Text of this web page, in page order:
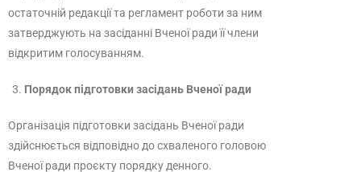
остаточній редакції та регламент роботи за ним
затверджують на засіданні Вченої ради її члени
відкритим голосуванням.
Порядок підготовки засідань Вченої ради
Організація підготовки засідань Вченої ради
здійснюється відповідно до схваленого головою
Вченої ради проєкту порядку денного.